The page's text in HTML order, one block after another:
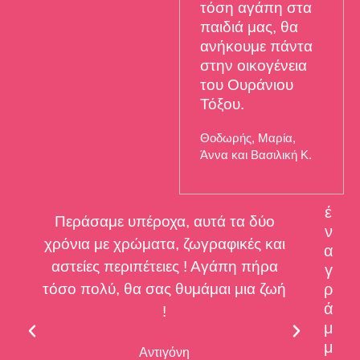
τόση αγάπη στα
παιδιά μας, θα
ανήκουμε πάντα
στην οικογένεια
του Ουράνιου
Τόξου.
Θοδωρής, Μαρία,
Άννα και Βασιλική Κ.
Περάσαμε υπέροχα, αυτά τα δύο
χρόνια με χρώματα, ζωγραφικές και
αστείες περιπέτειες ! Αγάπη πήρα
τόσο πολύ, θα σας θυμάμαι μια ζωή
!
Αντιγόνη
έ
ν
α
γ
ρ
ά
μ
μ